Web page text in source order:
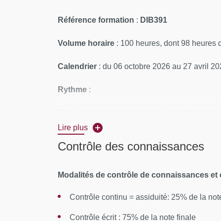
Référence formation : DIB391
Volume horaire : 100 heures, dont 98 heures
Calendrier : du 06 octobre 2026 au 27 avril
Rythme :
présentiel obligatoire pour les inscrits intra UE.
Examen écrit : 2h en présentiel le 27 mai 2027
L'accès à tous documents (cours et
Lieu: UFR de médecine, site des Cordeliers,
CONTENUS PÉDAGOGIQUES
Lire plus
Contrôle des connaissances
Modalités de contrôle de connaissances et
Contrôle continu = assiduité: 25% de la
Contrôle écrit : 75% de la note finale